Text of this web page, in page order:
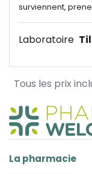
surviennent,
Laboratoire
Tous les prix
La pharmacie